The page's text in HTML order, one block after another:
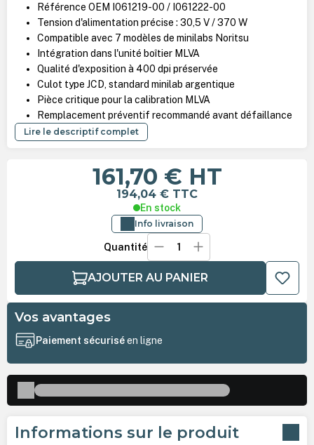
Référence OEM I061219-00 / I061222-00
Tension d'alimentation précise : 30,5 V / 370 W
Compatible avec 7 modèles de minilabs Noritsu
Intégration dans l'unité boîtier MLVA
Qualité d'exposition à 400 dpi préservée
Culot type JCD, standard minilab argentique
Pièce critique pour la calibration MLVA
Remplacement préventif recommandé avant défaillance
Lire le descriptif complet
161,70 € HT
194,04 € TTC
En stock
Info livraison
Quantité
AJOUTER AU PANIER
Vos avantages
Paiement sécuriséen ligne
Informations sur le produit